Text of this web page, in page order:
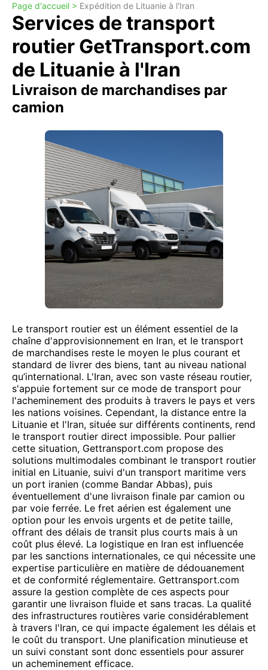
Page d'accueil > Expédition de Lituanie à l'Iran
Services de transport
routier GetTransport.com
de Lituanie à l'Iran
Livraison de marchandises par
camion
Le transport routier est un élément essentiel de la
chaîne d'approvisionnement en Iran, et le transport
de marchandises reste le moyen le plus courant et
standard de livrer des biens, tant au niveau national
qu’international. L'Iran, avec son vaste réseau routier,
s'appuie fortement sur ce mode de transport pour
l'acheminement des produits à travers le pays et vers
les nations voisines. Cependant, la distance entre la
Lituanie et l'Iran, située sur différents continents, rend
le transport routier direct impossible. Pour pallier
cette situation, Gettransport.com propose des
solutions multimodales combinant le transport routier
initial en Lituanie, suivi d'un transport maritime vers
un port iranien (comme Bandar Abbas), puis
éventuellement d'une livraison finale par camion ou
par voie ferrée. Le fret aérien est également une
option pour les envois urgents et de petite taille,
offrant des délais de transit plus courts mais à un
coût plus élevé. La logistique en Iran est influencée
par les sanctions internationales, ce qui nécessite une
expertise particulière en matière de dédouanement
et de conformité réglementaire. Gettransport.com
assure la gestion complète de ces aspects pour
garantir une livraison fluide et sans tracas. La qualité
des infrastructures routières varie considérablement
à travers l'Iran, ce qui impacte également les délais et
le coût du transport. Une planification minutieuse et
un suivi constant sont donc essentiels pour assurer
un acheminement efficace.